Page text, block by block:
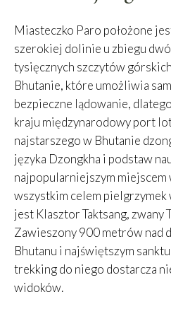
Miasteczko Paro położone
szerokiej dolinie u zbiegu
tysięcznych szczytów
Bhutanie, które umożliwia
bezpieczne lądowanie,
kraju międzynarodowy port
najstarszego w Bhutanie
języka Dzongkha i podstaw
najpopularniejszym
wszystkim celem pielgrzymek
jest Klasztor Taktsang, zwany
Zawieszony 900 metrów nad
Bhutanu i najświętszym
trekking do niego dostarcza
widoków.